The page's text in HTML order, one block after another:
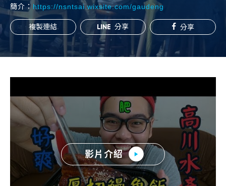
個人融資
房屋副擔保融資
企業專案融資
房屋副擔保融資
平台操作
知識專區
簡介： https://nsntsai.wixsite.com/gaudeng
複製連結 分享 分享
影片介紹